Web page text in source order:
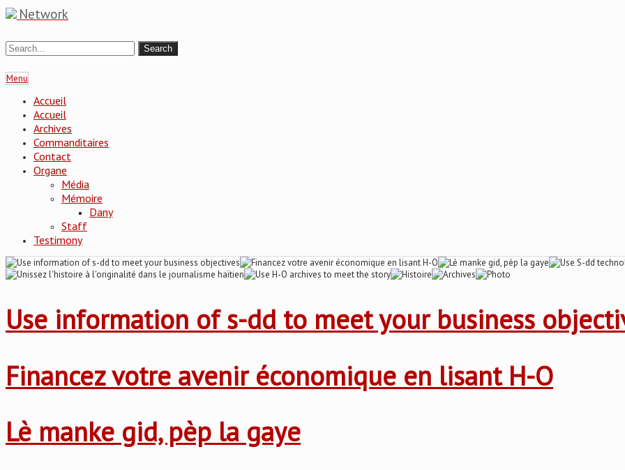
Network
Menu
Accueil
Accueil
Archives
Commanditaires
Contact
Organe
Média
Mémoire
Dany
Staff
Testimony
Use information of s-dd to meet your business
Financez votre avenir économique en lisant H-O
Lè manke gid, pèp la gaye